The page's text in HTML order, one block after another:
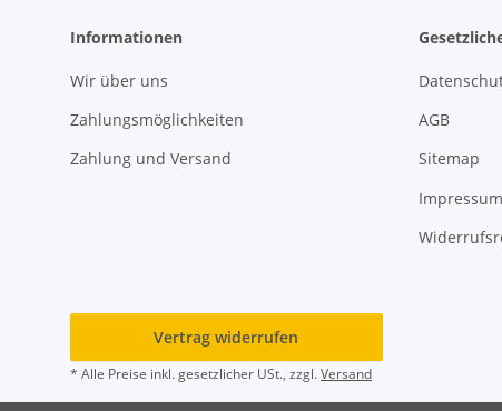
Informationen
Wir über uns
Zahlungsmöglichkeiten
Zahlung und Versand
AGB
Sitemap
Impressum
Vertrag widerrufen
* Alle Preise inkl. gesetzlicher USt., zzgl.Versand